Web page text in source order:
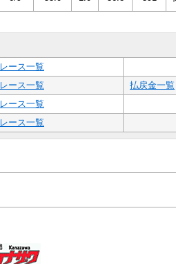
レース一覧
レース一覧
払戻金一覧
レース一覧
レース一覧